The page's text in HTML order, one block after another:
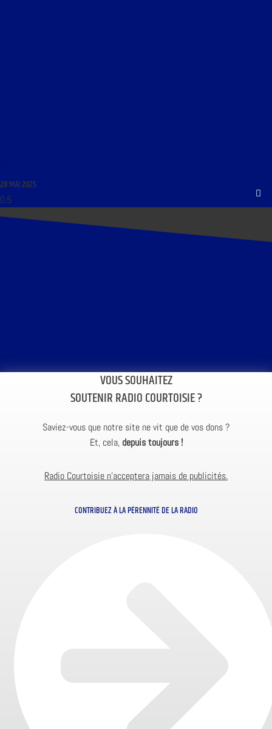
28 MAI 2025
VOUS SOUHAITEZ
SOUTENIR RADIO COURTOISIE ?
Saviez-vous que notre site ne vit que de vos dons ?
Et, cela, depuis toujours !
Radio Courtoisie n’acceptera jamais de publicités.
CONTRIBUEZ À LA PÉRENNITÉ DE LA RADIO